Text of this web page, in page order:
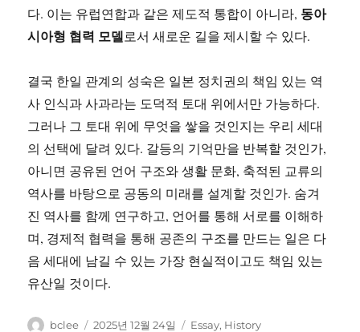
다. 이는 유럽연합과 같은 제도적 통합이 아니라, 동아
시아형 협력 모델로서 새로운 길을 제시할 수 있다.
결국 한일 관계의 성숙은 일본 정치권의 책임 있는 역
사 인식과 사과라는 도덕적 토대 위에서만 가능하다.
그러나 그 토대 위에 무엇을 쌓을 것인지는 우리 세대
의 선택에 달려 있다. 갈등의 기억만을 반복할 것인가,
아니면 공유된 언어 구조와 생활 문화, 축적된 교류의
역사를 바탕으로 공동의 미래를 설계할 것인가. 숨겨
진 역사를 함께 연구하고, 언어를 통해 서로를 이해하
며, 경제적 협력을 통해 공존의 구조를 만드는 일은 다
음 세대에 남길 수 있는 가장 현실적이고도 책임 있는
유산일 것이다.
글
bclee
작
2025년 12월 24일
카
Essay, History